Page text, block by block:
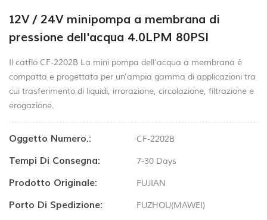
12V / 24V minipompa a membrana di
pressione dell'acqua 4.0LPM 80PSI
Il catflo CF-2202B La mini pompa dell'acqua a membrana è
compatta e progettata per un'ampia gamma di applicazioni tra
cui trasferimento di liquidi, irrorazione, circolazione, filtrazione e
erogazione.
Oggetto Numero.: CF-2202B
Tempi Di Consegna: 7-30 Days
Prodotto Originale: FUJIAN
Porto Di Spedizione: FUZHOU(MAWEI)